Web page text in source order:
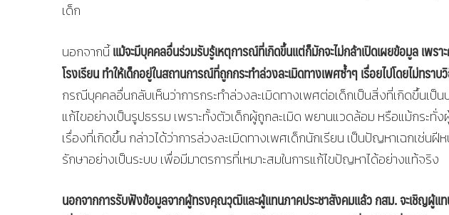
เด็ก
นอกจากนี้แม้จะมีบุคคลอื่นร่วมรับรู้เหตุการณ์ที่เกิดขึ้นแต่ก็มักจะไม่กล้าเปิดเผยข้อมูล เพร
โรงเรียน ทำให้เด็กอยู่ในสถานการณ์ที่ถูกกระทำล่วงละเมิดทางเพศซ้ำๆ เรื่อยไปโดยไม่ทร
กรณีบุคคลอื่นกลับเห็นว่าการกระทำล่วงละเมิดทางเพศต่อเด็กเป็นสิ่งที่เกิดขึ้นเป็
แก้ไขอย่างเป็นรูปธรรม เพราะทั้งตัวเด็กผู้ถูกละเมิด พยานแวดล้อม หรือแม้กระทั่ง
เรื่องที่เกิดขึ้น กล่าวได้ว่าการล่วงละเมิดทางเพศเด็กนักเรียน เป็นปัญหาเฉกเช่น
รักษาอย่างเป็นระบบ เพื่อมีมาตรการที่เหมาะสมในการแก้ไขปัญหาได้อย่างแท้จริง
นอกจากการรับฟังข้อมูลจากผู้ทรงคุณวุฒิและผู้แทนภาคประชาสังคมแล้ว กสม. จะเชิญผู้แ